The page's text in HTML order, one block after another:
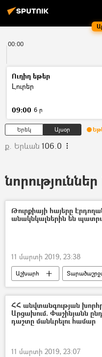
00:00
Ուղիղ եթեր
Լուրեր
09:00 6 ր
Երեկ Այսօր
ք. Երևան 106.0
Թուրքիայի հայերը
անակնկալներին են
11 մարտի 2019, 23:38
Աշխարհ
Քաղաքականություն
Թուրքիա
Հայ
ՀՀ անվտանգության
Արցախում. Փաշինյանն
դաշտը մանևրելու համար
11 մարտի 2019, 23:07